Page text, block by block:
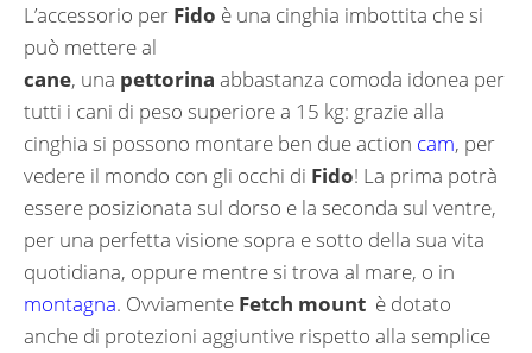
L’accessorio per Fido è una cinghia imbottita che si
può mettere al
cane, una pettorina abbastanza comoda idonea per
tutti i cani di peso superiore a 15 kg: grazie alla
cinghia si possono montare ben due action cam, per
vedere il mondo con gli occhi di Fido! La prima potrà
essere posizionata sul dorso e la seconda sul ventre,
per una perfetta visione sopra e sotto della sua vita
quotidiana, oppure mentre si trova al mare, o in
montagna. Ovviamente Fetch mount è dotato
anche di protezioni aggiuntive rispetto alla semplice